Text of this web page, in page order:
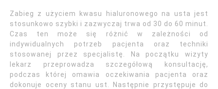
Zabieg z użyciem kwasu hialuronowego na usta jest
stosunkowo szybki i zazwyczaj trwa od 30 do 60 minut.
Czas ten może się różnić w zależności od
indywidualnych potrzeb pacjenta oraz techniki
stosowanej przez specjalistę. Na początku wizyty
lekarz przeprowadza szczegółową konsultację,
podczas której omawia oczekiwania pacjenta oraz
dokonuje oceny stanu ust. Następnie przystępuje do